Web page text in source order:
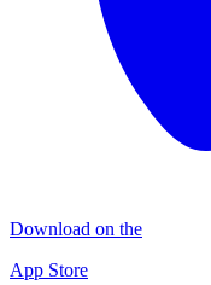
Download on the
App Store